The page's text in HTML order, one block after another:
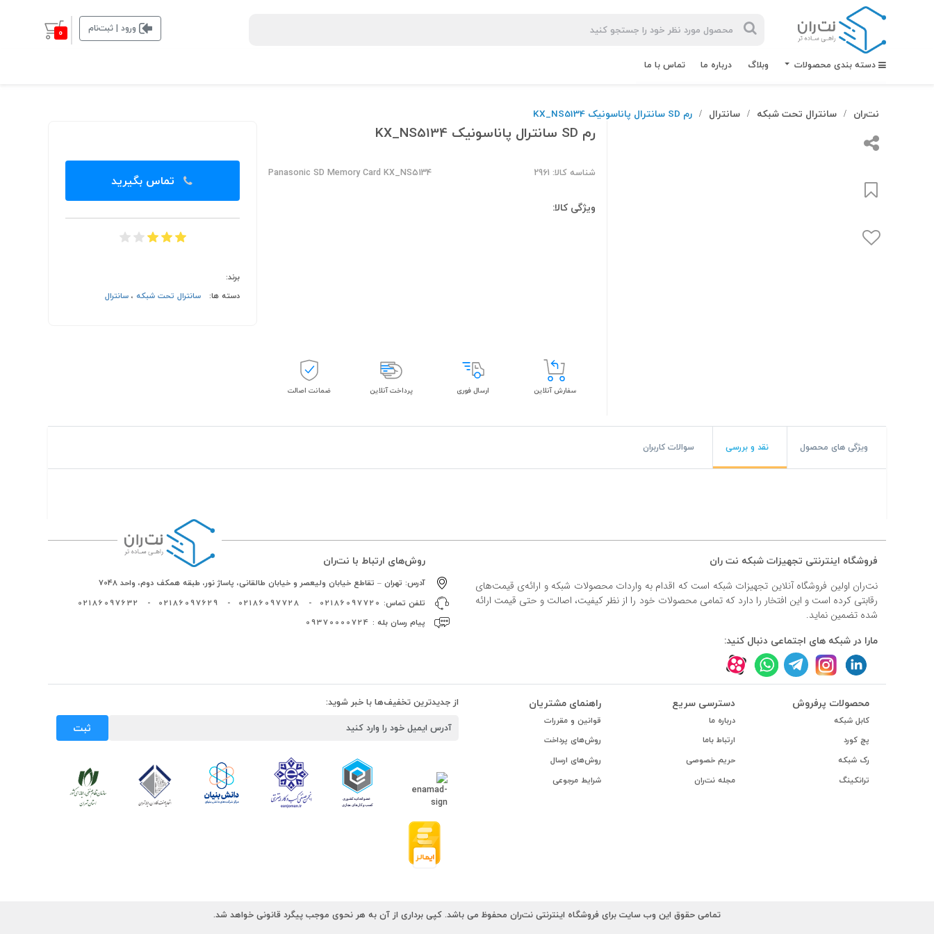
ورود | ثبت‌نام 0
دسته بندی محصولات وبلاگ درباره ما تماس با ما
#ترانکینگ لگراند
#ترانکینگ دانوب
#پچ پنل لگراند
#پچ پنل نگزنس
#داکت ساده
نت‌ران / سانترال تحت شبکه / سانترال / رم SD سانترال پاناسونیک KX_NS5134
رم SD سانترال پاناسونیک KX_NS5134
شناسه کالا: 2961 Panasonic SD Memory Card KX_NS5134
ویژگی کالا:
سفارش آنلاین ارسال فوری پرداخت آنلاین ضمانت اصالت
تماس بگیرید
برند:
دسته ها:
سانترال تحت شبکه، سانترال
ویژگی های محصول نقد و بررسی سوالات کاربران
فروشگاه اینترنتی تجهیزات شبکه نت ران
نت‌ران اولین فروشگاه آنلاین تجهیزات شبکه است که اقدام به واردات محصولات شبکه و ارائه‌ی قیمت‌های
رقابتی کرده است و این افتخار را دارد که تمامی محصولات خود را از نظر کیفیت، اصالت و حتی قیمت ارائه
شده تضمین نماید.
مارا در شبکه های اجتماعی دنبال کنید:
روش‌های ارتباط با نت‌ران
آدرس: تهران – تقاطع خیابان ولیعصر و خیابان طالقانی، پاساژ نور، طبقه همکف دوم، واحد 7048
تلفن تماس: 02186097720
-
02186097728
-
02186097629
-
02186097632
پیام رسان بله : 09370000724
محصولات پرفروش
کابل شبکه
پچ کورد
رک شبکه
ترانکینگ
دسترسی سریع
درباره ما
ارتباط باما
حریم خصوصی
مجله نت‌ران
راهنمای مشتریان
قوانین و مقررات
روش‌های پرداخت
روش‌های ارسال
شرایط مرجوعی
از جدیدترین تخفیف‌ها با خبر شوید:
ثبت
تمامی حقوق این وب سایت برای فروشگاه اینترنتی نت‌ران محفوظ می باشد. کپی برداری از آن به هر نحوی موجب پیگرد قانونی خواهد شد.